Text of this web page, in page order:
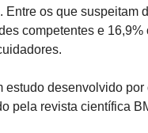
os que suspeitam
competentes e
estudo desenvolvido
pela revista científica